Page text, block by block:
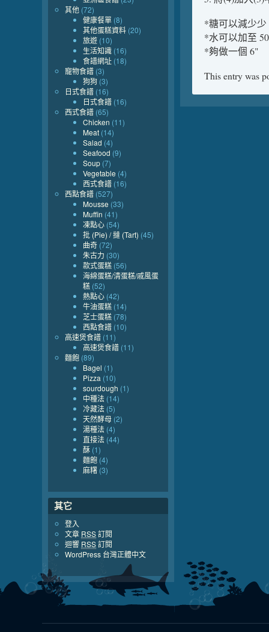
*糖可以減少少
*水可以加至
*夠做一個 6"
This entry was
其他 (72)
健康餐單 (8)
其他蛋糕資料 (20)
旅遊 (10)
生活知識 (16)
食譜網址 (18)
寵物食譜 (3)
狗狗 (3)
日式食譜 (16)
日式食譜 (16)
西式食譜 (65)
Chicken (11)
Meat (14)
Salad (4)
Seafood (9)
Soup (7)
Vegetable (4)
西式食譜 (16)
西點食譜 (527)
Mousse (33)
Muffin (41)
凍點心 (54)
批 (Pie) / 撻 (Tart) (45)
曲奇 (72)
朱古力 (30)
款式蛋糕 (56)
海綿蛋糕/清蛋糕/戚風蛋
糕 (52)
熱點心 (42)
牛油蛋糕 (14)
芝士蛋糕 (78)
西點食譜 (10)
高速煲食譜 (11)
高速煲食譜 (11)
麵飽 (89)
Bagel (1)
Pizza (10)
sourdough (1)
中種法 (14)
冷藏法 (5)
天然酵母 (2)
湯種法 (4)
直接法 (44)
酥 (1)
麵飽 (4)
麻糬 (3)
其它
登入
文章 RSS訂閱
迴響 RSS訂閱
WordPress 台灣正體中文